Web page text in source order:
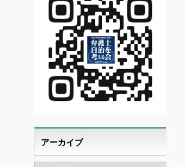
アーカイブ
ア